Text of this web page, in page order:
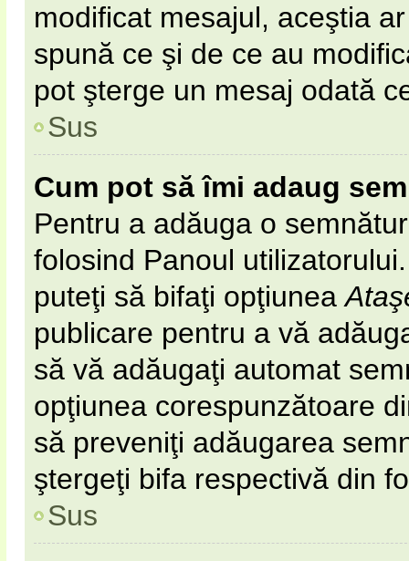
modificat mesajul, aceştia
spună ce şi de ce au
pot şterge un mesaj odată
Sus
Cum pot să îmi adaug
Pentru a adăuga o
folosind Panoul
puteţi să bifaţi opţiunea
publicare pentru a vă
să vă adăugaţi automat
opţiunea corespunzătoare
să preveniţi adăugarea
ştergeţi bifa respectivă din
Sus